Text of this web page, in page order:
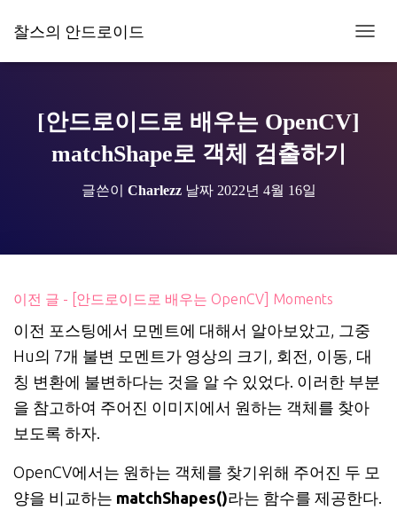
찰스의 안드로이드
비
[안드로이드로 배우는 OpenCV]
matchShape로 객체 검출하기
글쓴이 Charlezz날짜 2022년 4월 16일
이전 글 - [안드로이드로 배우는 OpenCV] Moments
이전 포스팅에서 모멘트에 대해서 알아보았고, 그중
Hu의 7개 불변 모멘트가 영상의 크기, 회전, 이동, 대
칭 변환에 불변하다는 것을 알 수 있었다. 이러한 부분
을 참고하여 주어진 이미지에서 원하는 객체를 찾아
보도록 하자.
OpenCV에서는 원하는 객체를 찾기위해 주어진 두 모
양을 비교하는 matchShapes()라는 함수를 제공한다.